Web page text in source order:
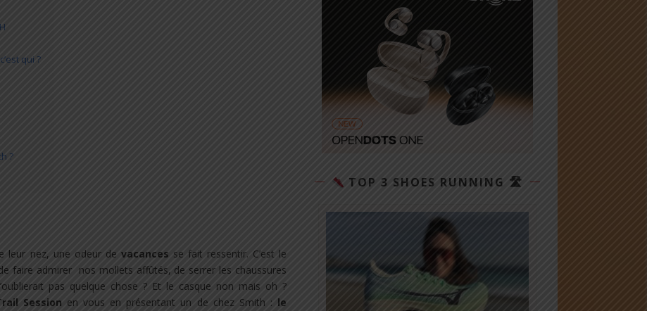
qui ?
?
leur nez, une odeur de vacances se fait ressentir. C’est le
faire admirer nos mollets affûtés, de serrer les chaussures
pas quelque chose ? Et le casque non mais oh ?
Session en vous en présentant un de chez Smith : le
TOP 3 SHOES RUNNING 🛣